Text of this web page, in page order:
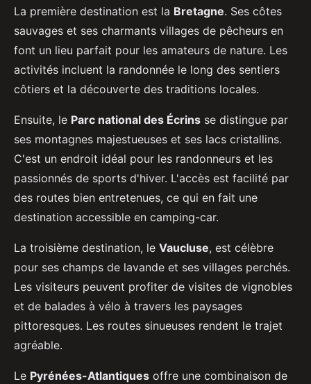
La première destination est la Bretagne. Ses côtes
sauvages et ses charmants villages de pêcheurs en
font un lieu parfait pour les amateurs de nature. Les
activités incluent la randonnée le long des sentiers
côtiers et la découverte des traditions locales.
Ensuite, le Parc national des Écrins se distingue par
ses montagnes majestueuses et ses lacs cristallins.
C'est un endroit idéal pour les randonneurs et les
passionnés de sports d'hiver. L'accès est facilité par
des routes bien entretenues, ce qui en fait une
destination accessible en camping-car.
La troisième destination, le Vaucluse, est célèbre
pour ses champs de lavande et ses villages perchés.
Les visiteurs peuvent profiter de visites de vignobles
et de balades à vélo à travers les paysages
pittoresques. Les routes sinueuses rendent le trajet
agréable.
Le Pyrénées-Atlantiques offre une combinaison de